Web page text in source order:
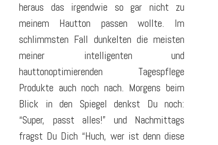
heraus das irgendwie so gar nicht zu
meinem Hautton passen wollte. Im
schlimmsten Fall dunkelten die meisten
meiner intelligenten und
hauttonoptimierenden Tagespflege
Produkte auch noch nach. Morgens beim
Blick in den Spiegel denkst Du noch:
“Super, passt alles!” und Nachmittags
fragst Du Dich “Huch, wer ist denn diese